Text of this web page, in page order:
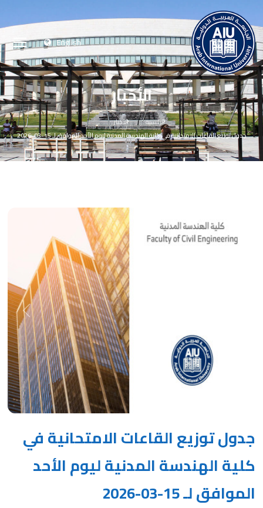
English
الأخبار
الرئيسية
الأخبار
جدول توزيع القاعات الامتحانية في كلية الهندسة المدنية ليوم الأحد الموافق لـ 15-03-2026
Next
جدول توزيع القاعات الامتحانية في
كلية الهندسة المدنية ليوم الأحد
الموافق لـ 15-03-2026